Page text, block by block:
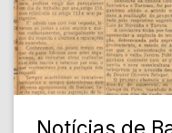
Notícias de